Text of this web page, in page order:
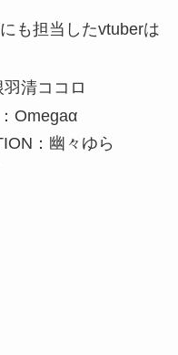
も担当したvtuberは
清ココロ
Omegaα
：幽々ゆら